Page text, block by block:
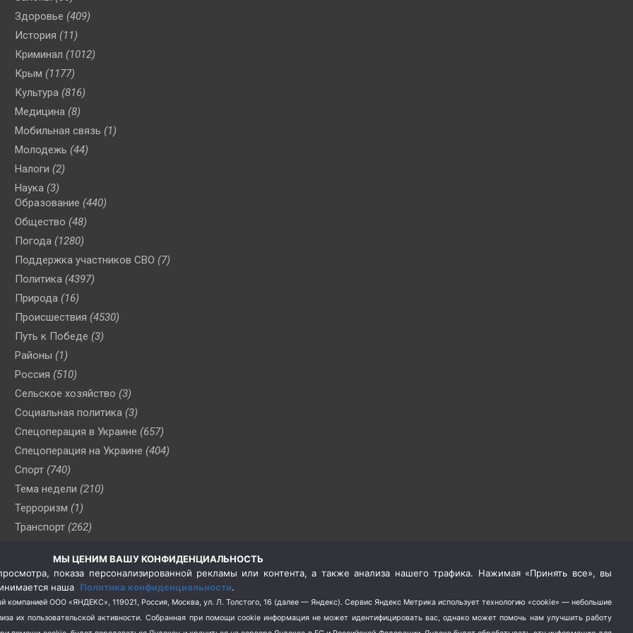
Здоровье (409)
История (11)
Криминал (1012)
Крым (1177)
Культура (816)
Медицина (8)
Мобильная связь (1)
Молодежь (44)
Налоги (2)
Наука (3)
Образование (440)
Общество (48)
Погода (1280)
Поддержка участников СВО (7)
Политика (4397)
Природа (16)
Происшествия (4530)
Путь к Победе (3)
Районы (1)
Россия (510)
Сельское хозяйство (3)
Социальная политика (3)
Спецоперация в Украине (657)
Спецоперация на Украине (404)
Спорт (740)
Тема недели (210)
Терроризм (1)
Транспорт (262)
(76)
Цены (2)
Школа и спорт (2)
Экология (8)
МЫ ЦЕНИМ ВАШУ КОНФИДЕНЦИАЛЬНОСТЬ
показа персонализированной рекламы или контента, а также анализа нашего трафика. Нажимая «Принять все», вы
наша Политика конфиденциальности.
компанией ООО «ЯНДЕКС», 119021, Россия, Москва, ул. Л. Толстого, 16 (далее — Яндекс). Сервис Яндекс Метрика использует технологию «cookie» — небольшие
их пользовательской активности. Собранная при помощи cookie информация не может идентифицировать вас, однако может помочь нам улучшить работу